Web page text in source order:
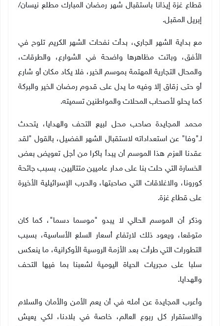
قطاع غزة إيذانا باستقبال شهر رمضان المبارك مطلع نيسان/
إبريل المقبل.
مع بداية الشهر الجاري، بدأت نفحات الشهر الكريم تلوح في
الأفق، وباتت مظاهرها واضحة في الشوارع، والطرقات،
والمحال التجارية المهتمة بموسم الخير، فلا يكاد مكان أو شارع
أو حتى زقاق إلا وفيه ما يدل على قدوم رمضان الخير والبركة
كما يحلو لأصحاب المحلات والمواطنين تسميته.
محمد المجايدة صاحب محل لبيع التحف والهدايا، يتحدث
لـ"وفا" عن استعداداته لاستقبال الشهر الفضيل، بالقول "لقد
عقدنا العزم هذا الموسم أن يبدأ باكرا من أجل تعويض بعض
الخسارة التي حلت بنا على مدار عاميين متتاليين، بسبب جائحة
كورونا، والاغلاقات التي صاحبتها، والحرب الإسرائيلية الأخيرة
على قطاع غزة.
وذكر أن الموسم الحالي لا يبدو "موسما دسما"، كما كان
متوقعا، ويعود ذلك لارتفاع أسعار السلع الأساسية، بسبب
التطورات التي طرأت بعد الأزمة الروسية الأوكرانية، ما ينعكس
سلبا على مجريات الحياة اليومية لشعبنا بما فيها التحف
والهدايا.
وأعرب المجايدة عن أمله في أن يعم الأمن والأمان والسلام
والاستقرار كل ربوع العالم، خاصة في بلادنا، لكي يعيش